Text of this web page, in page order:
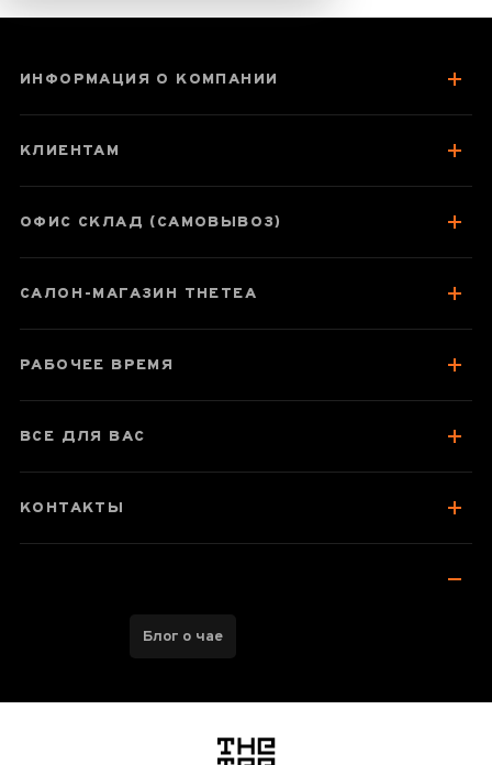
Юньнань Мао
ИНФОРМАЦИЯ О КОМПАНИИ
КЛИЕНТАМ
ОФИС СКЛАД (САМОВЫВОЗ)
САЛОН-МАГАЗИН THETEA
РАБОЧЕЕ ВРЕМЯ
ВСЕ ДЛЯ ВАС
КОНТАКТЫ
Блог о чае
логотип